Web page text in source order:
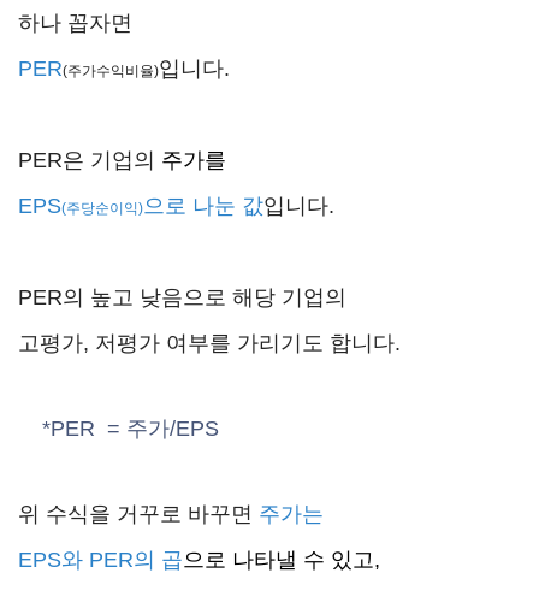
하나 꼽자면
PER(주가수익비율)입니다.
PER은 기업의 주가를
EPS(주당순이익)으로 나눈 값입니다.
PER의 높고 낮음으로 해당 기업의
고평가, 저평가 여부를 가리기도 합니다.
*PER = 주가/EPS
위 수식을 거꾸로 바꾸면 주가는
EPS와 PER의 곱으로 나타낼 수 있고,